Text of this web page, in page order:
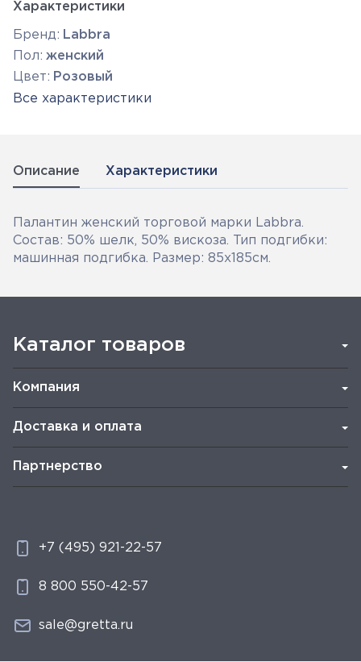
Характеристики
Бренд: Labbra
Пол: женский
Цвет: Розовый
Все характеристики
Описание Характеристики
Палантин женский торговой марки Labbra.
Состав: 50% шелк, 50% вискоза. Тип подгибки:
машинная подгибка. Размер: 85х185см.
Каталог товаров
Компания
Доставка и оплата
Партнерство
+7 (495) 921-22-57
8 800 550-42-57
sale@gretta.ru